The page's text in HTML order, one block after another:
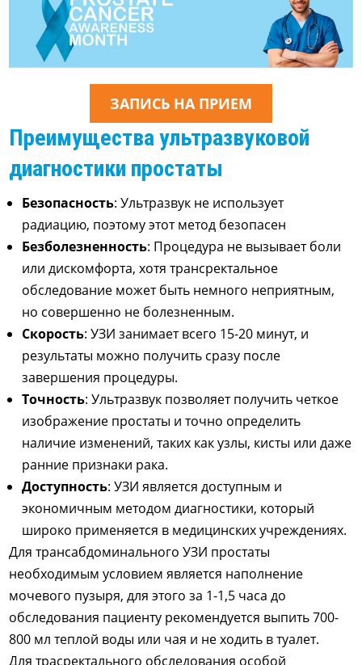
ЗАПИСЬ НА ПРИЕМ
Преимущества ультразвуковой
диагностики простаты
Безопасность: Ультразвук не использует
радиацию, поэтому этот метод безопасен
Безболезненность: Процедура не вызывает боли
или дискомфорта, хотя трансректальное
обследование может быть немного неприятным,
но совершенно не болезненным.
Скорость: УЗИ занимает всего 15-20 минут, и
результаты можно получить сразу после
завершения процедуры.
Точность: Ультразвук позволяет получить четкое
изображение простаты и точно определить
наличие изменений, таких как узлы, кисты или даже
ранние признаки рака.
Доступность: УЗИ является доступным и
экономичным методом диагностики, который
широко применяется в медицинских учреждениях.
Для трансабдоминального УЗИ простаты
необходимым условием является наполнение
мочевого пузыря, для этого за 1-1,5 часа до
обследования пациенту рекомендуется выпить 700-
800 мл теплой воды или чая и не ходить в туалет.
Для трасректального обследования особой